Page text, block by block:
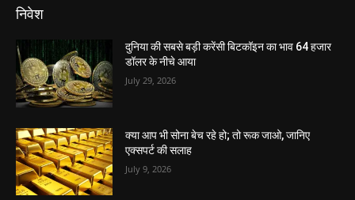
निवेश
दुनिया की सबसे बड़ी करेंसी बिटकॉइन का भाव 64 हजार
डॉलर के नीचे आया
July 29, 2026
क्या आप भी सोना बेच रहे हो; तो रूक जाओ, जानिए
एक्सपर्ट की सलाह
July 9, 2026